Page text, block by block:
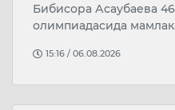
Бибисора Асаубаева
олимпиадасида
15:16 / 06.08.2026